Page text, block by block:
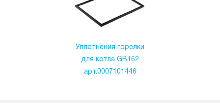
Уплотнения горелки
для котла GB162
арт.0007101446